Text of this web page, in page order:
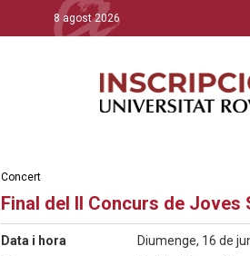
8 agost 2026
Concert
Final del II Concurs de
Data i hora
Diumenge, 16 de